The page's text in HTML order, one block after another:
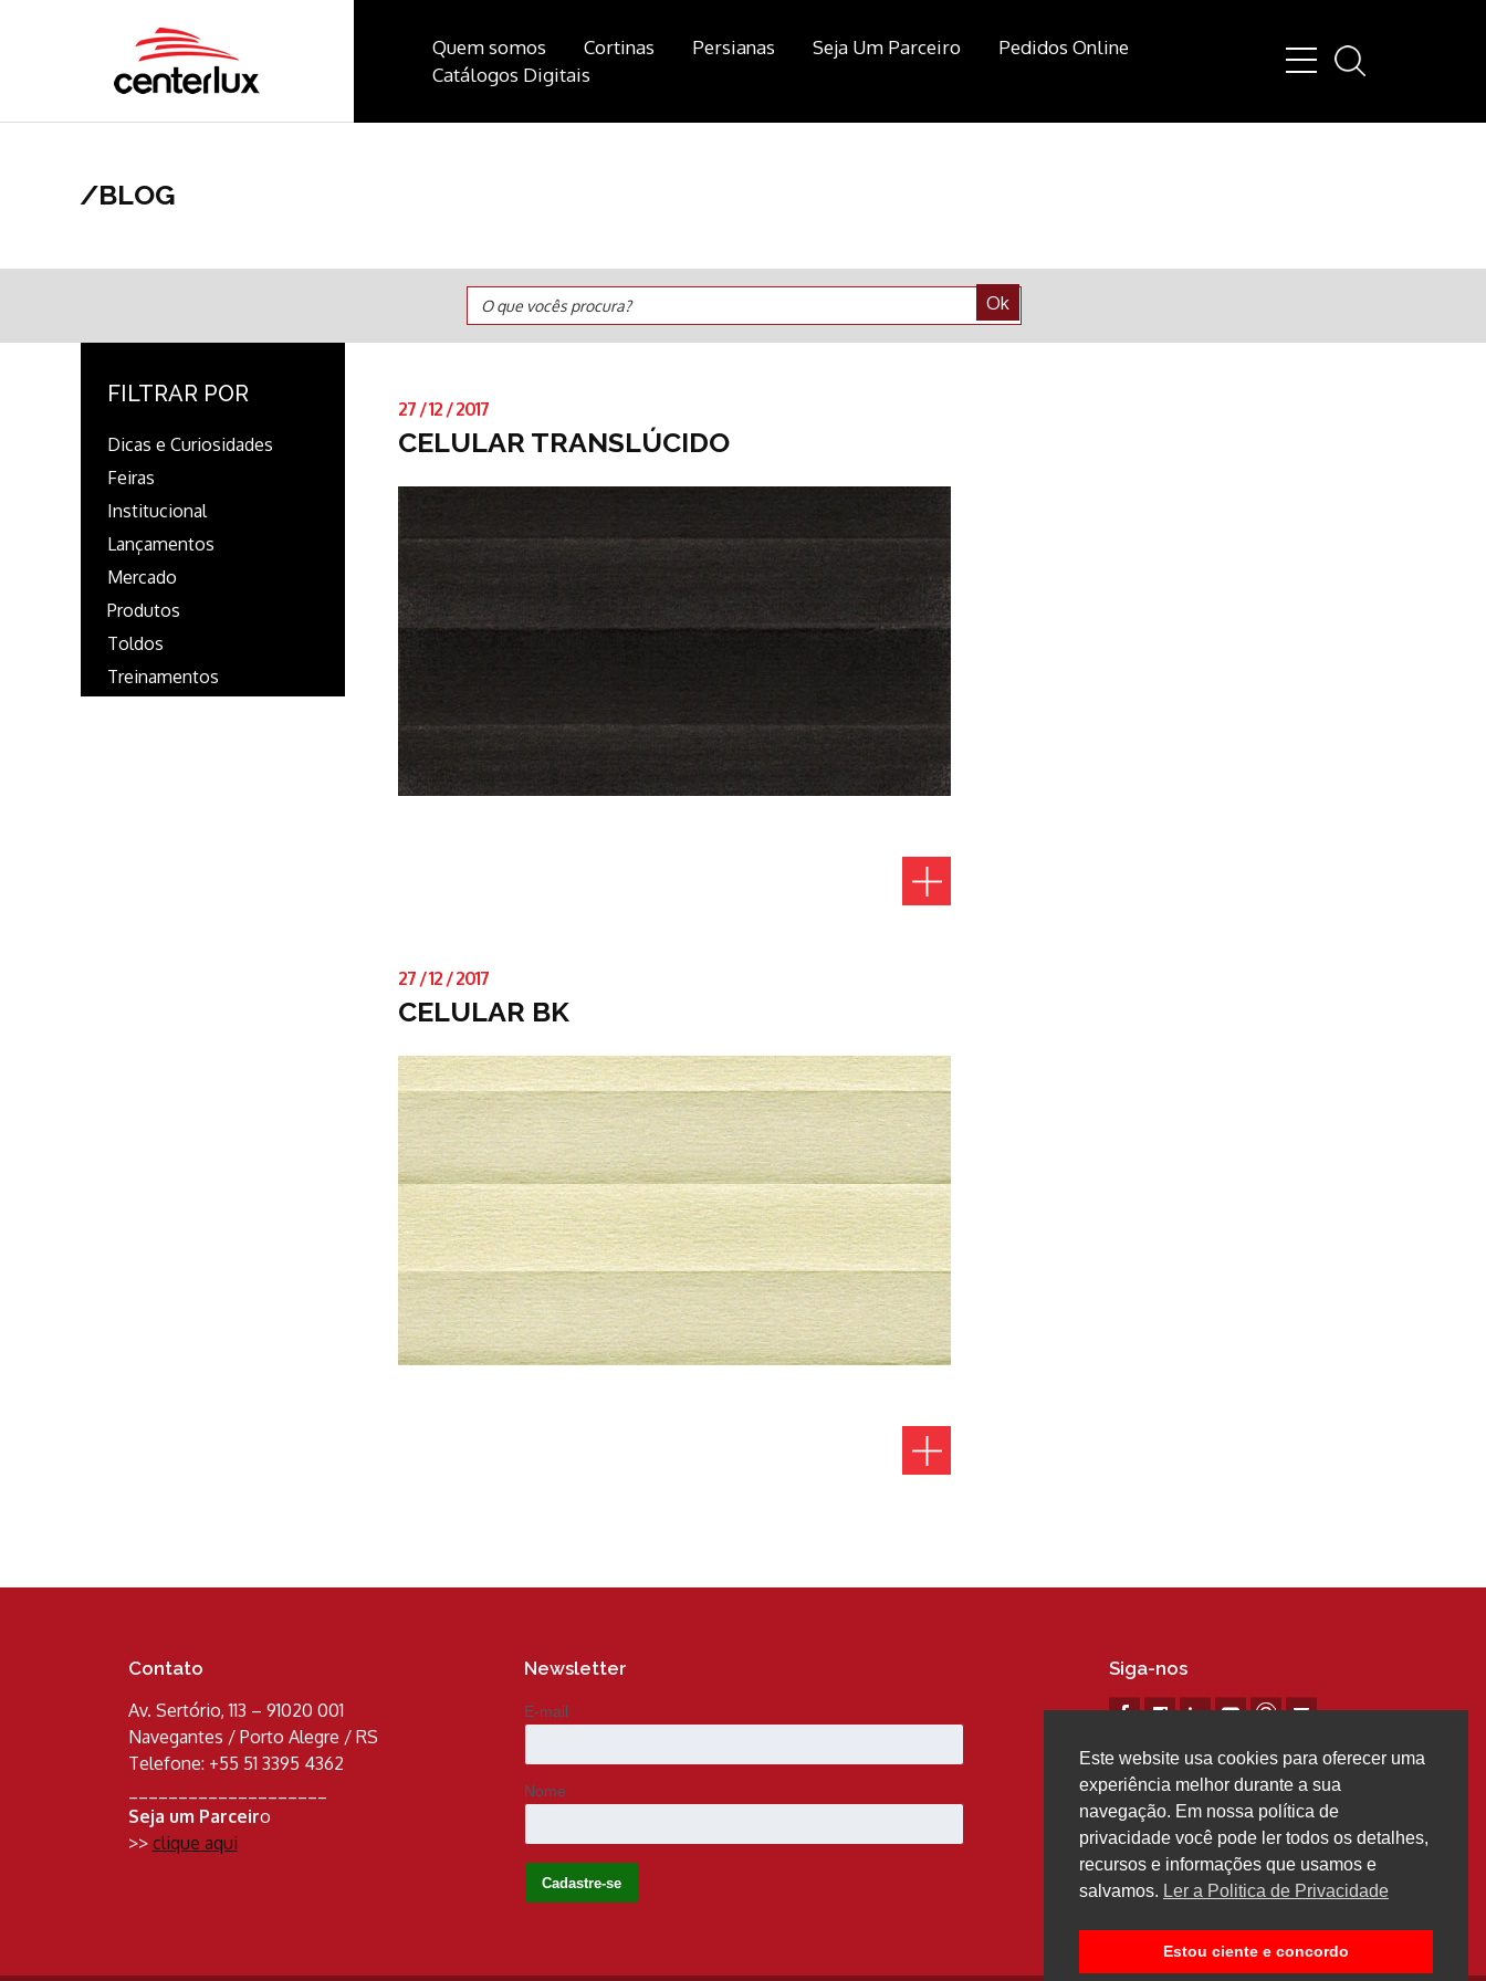
Quem somos Cortinas Persianas Seja Um Parceiro
Pedidos Online
Catálogos Digitais
/BLOG
O que vocês procura? Ok
FILTRAR POR
Dicas e Curiosidades
Feiras
Institucional
Lançamentos
Mercado
Produtos
Toldos
Treinamentos
27 /12 /2017
CELULAR TRANSLÚCIDO
27 /12 /2017
CELULAR BK
Contato
Av. Sertório, 113 – 91020 001
Navegantes / Porto Alegre / RS
Telefone: +55 51 3395 4362
Seja um Parceiro
>> clique aqui
Newsletter
E-mail
Nome
Siga-nos
Este website usa cookies para oferecer uma
experiência melhor durante a sua
navegação. Em nossa política de
privacidade você pode ler todos os detalhes,
recursos e informações que usamos e
salvamos. Ler a Politica de Privacidade
Estou ciente e concordo